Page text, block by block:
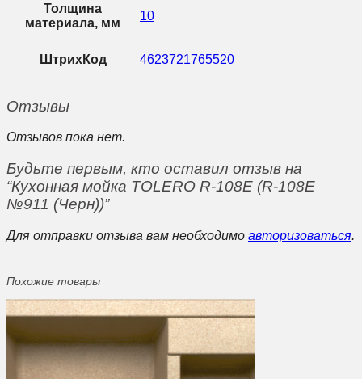
Толщина
материала, мм
10
ШтрихКод 4623721765520
Отзывы
Отзывов пока нет.
Будьте первым, кто оставил отзыв на
“Кухонная мойка TOLERO R-108Е (R-108E
№911 (Черн))”
Для отправки отзыва вам необходимо авторизоваться.
Похожие товары